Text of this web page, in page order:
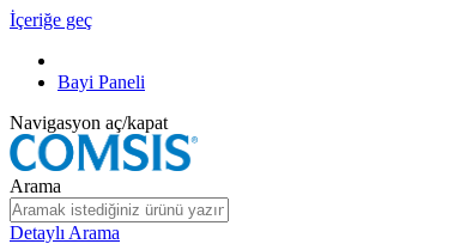
İçeriğe geç
Bayi Paneli
Navigasyon aç/kapat
Arama
Detaylı Arama